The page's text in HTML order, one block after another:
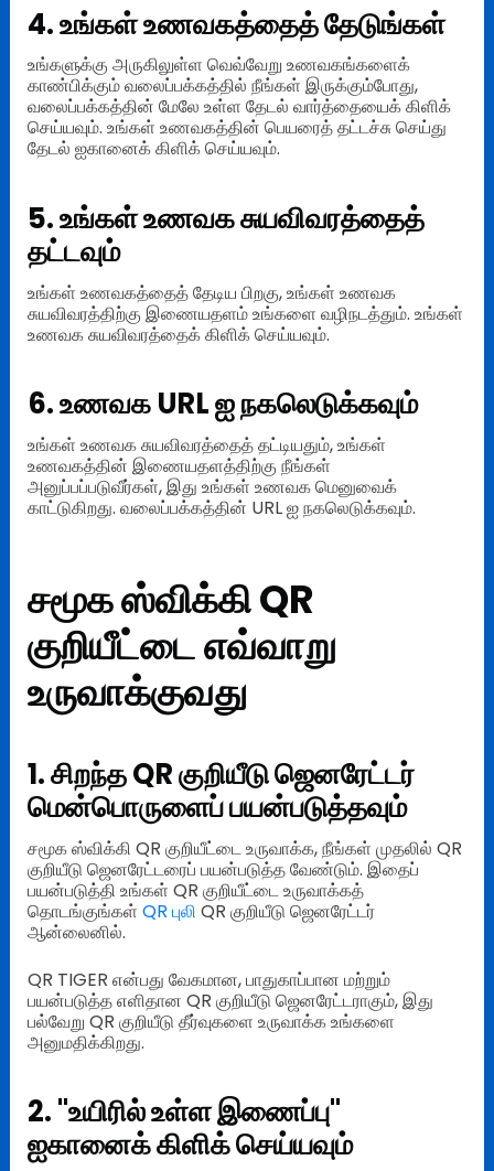
4. உங்கள் உணவகத்தைத் தேடுங்கள்
உங்களுக்கு அருகிலுள்ள வெவ்வேறு உணவகங்களைக்
காண்பிக்கும் வலைப்பக்கத்தில் நீங்கள் இருக்கும்போது,
வலைப்பக்கத்தின் மேலே உள்ள தேடல் வார்த்தையைக் கிளிக்
செய்யவும். உங்கள் உணவகத்தின் பெயரைத் தட்டச்சு செய்து
தேடல் ஐகானைக் கிளிக் செய்யவும்.
5. உங்கள் உணவக சுயவிவரத்தைத்
தட்டவும்
உங்கள் உணவகத்தைத் தேடிய பிறகு, உங்கள் உணவக
சுயவிவரத்திற்கு இணையதளம் உங்களை வழிநடத்தும். உங்கள்
உணவக சுயவிவரத்தைக் கிளிக் செய்யவும்.
6. உணவக URL ஐ நகலெடுக்கவும்
உங்கள் உணவக சுயவிவரத்தைத் தட்டியதும், உங்கள்
உணவகத்தின் இணையதளத்திற்கு நீங்கள்
அனுப்பப்படுவீர்கள், இது உங்கள் உணவக மெனுவைக்
காட்டுகிறது. வலைப்பக்கத்தின் URL ஐ நகலெடுக்கவும்.
சமூக ஸ்விக்கி QR
குறியீட்டை எவ்வாறு
உருவாக்குவது
1. சிறந்த QR குறியீடு ஜெனரேட்டர்
மென்பொருளைப் பயன்படுத்தவும்
சமூக ஸ்விக்கி QR குறியீட்டை உருவாக்க, நீங்கள் முதலில் QR
குறியீடு ஜெனரேட்டரைப் பயன்படுத்த வேண்டும். இதைப்
பயன்படுத்தி உங்கள் QR குறியீட்டை உருவாக்கத்
தொடங்குங்கள் QR புலி QR குறியீடு ஜெனரேட்டர்
ஆன்லைனில்.
QR TIGER என்பது வேகமான, பாதுகாப்பான மற்றும்
பயன்படுத்த எளிதான QR குறியீடு ஜெனரேட்டராகும், இது
பல்வேறு QR குறியீடு தீர்வுகளை உருவாக்க உங்களை
அனுமதிக்கிறது.
2. "உயிரில் உள்ள இணைப்பு"
ஐகானைக் கிளிக் செய்யவும்